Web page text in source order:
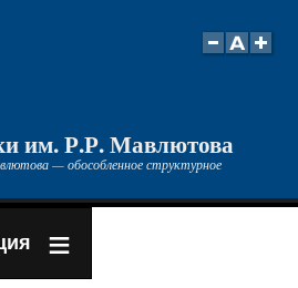
им. Р.Р. Мавлютова
— обособленное структурное